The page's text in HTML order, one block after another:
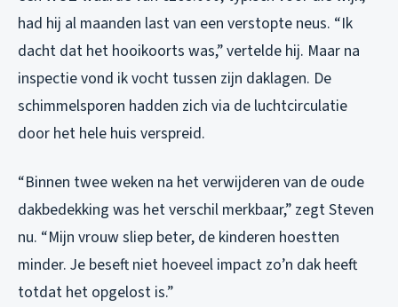
had hij al maanden last van een verstopte neus. “Ik
dacht dat het hooikoorts was,” vertelde hij. Maar na
inspectie vond ik vocht tussen zijn daklagen. De
schimmelsporen hadden zich via de luchtcirculatie
door het hele huis verspreid.
“Binnen twee weken na het verwijderen van de oude
dakbedekking was het verschil merkbaar,” zegt Steven
nu. “Mijn vrouw sliep beter, de kinderen hoestten
minder. Je beseft niet hoeveel impact zo’n dak heeft
totdat het opgelost is.”